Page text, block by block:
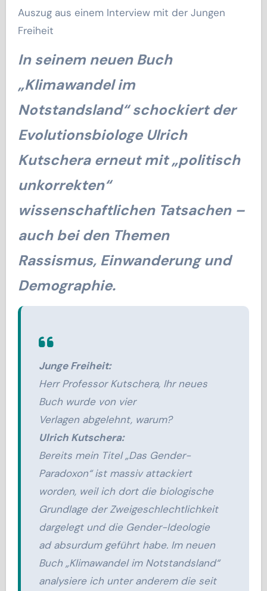
Auszug aus einem Interview mit der Jungen
Freiheit
In seinem neuen Buch
„Klimawandel im
Notstandsland“ schockiert der
Evolutionsbiologe Ulrich
Kutschera erneut mit „politisch
unkorrekten“
wissenschaftlichen Tatsachen –
auch bei den Themen
Rassismus, Einwanderung und
Demographie.
Junge Freiheit:
Herr Professor Kutschera, Ihr neues
Buch wurde von vier
Verlagen abgelehnt, warum?
Ulrich Kutschera:
Bereits mein Titel „Das Gender-
Paradoxon“ ist massiv attackiert
worden, weil ich dort die biologische
Grundlage der Zweigeschlechtlichkeit
dargelegt und die Gender-Ideologie
ad absurdum geführt habe. Im neuen
Buch „Klimawandel im Notstandsland“
analysiere ich unter anderem die seit